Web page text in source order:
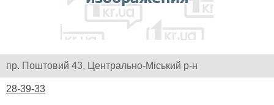
пр. Поштовий 43, Центрально-Міський р-н
28-39-33